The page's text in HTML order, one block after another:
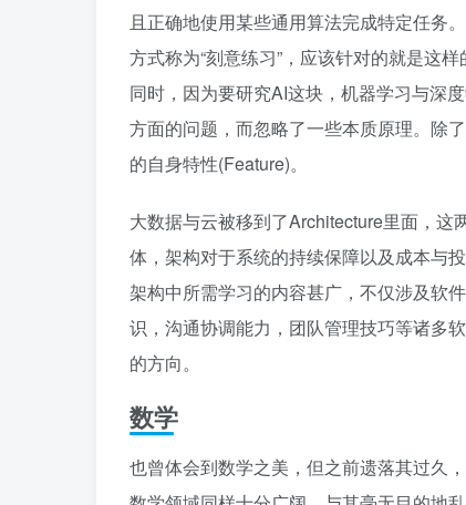
且正确地使用某些通用算法完成特定任务
方式称为“刻意练习”，应该针对的就是这样
同时，因为要研究AI这块，机器学习与深
方面的问题，而忽略了一些本质原理。除
的自身特性(Feature)。
大数据与云被移到了Architecture里面，
体，架构对于系统的持续保障以及成本与投
架构中所需学习的内容甚广，不仅涉及软
识，沟通协调能力，团队管理技巧等诸多
的方向。
数学
也曾体会到数学之美，但之前遗落其过久